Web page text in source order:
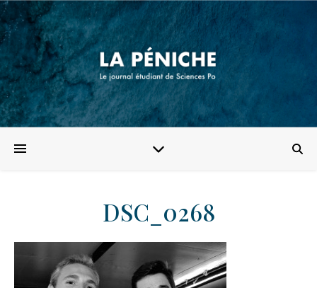
DSC_0268